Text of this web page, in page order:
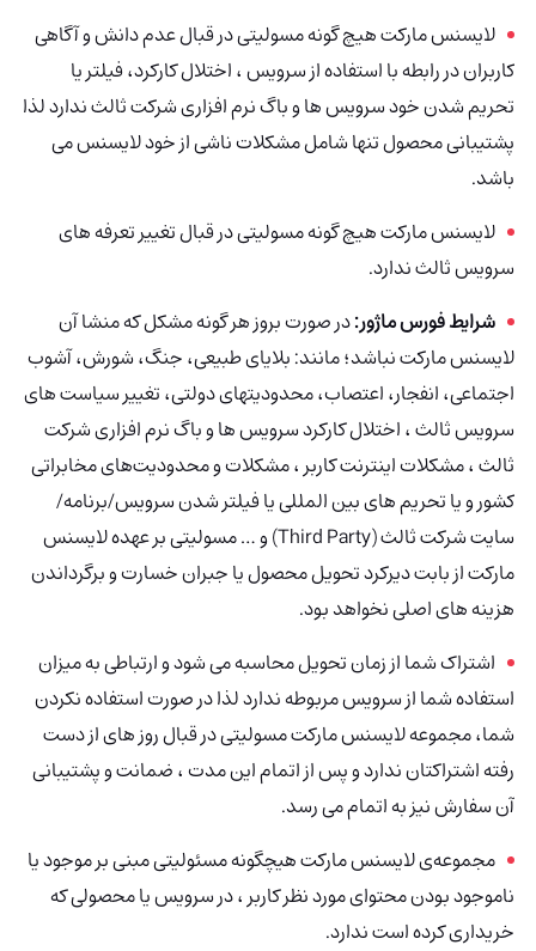
لایسنس مارکت هیچ گونه مسولیتی در قبال عدم دانش و آگاهی
کاربران در رابطه با استفاده از سرویس ، اختلال کارکرد، فیلتر یا
تحریم شدن خود سرویس ها و باگ نرم افزاری شرکت ثالث ندارد لذا
پشتیبانی محصول تنها شامل مشکلات ناشی از خود لایسنسمی
باشد.
لایسنس مارکت هیچ گونه مسولیتی در قبال تغییر تعرفه های
سرویس ثالث ندارد.
شرایط فورس ماژور:در صورت بروز هر گونه مشکل که منشا آن
لایسنس مارکت نباشد؛ مانند: بلایای طبیعی، جنگ، شورش، آشوب
اجتماعی، انفجار، اعتصاب، محدودیتهای دولتی، تغییر سیاست های
سرویس ثالث ، اختلال کارکرد سرویس ها و باگ نرم افزاری شرکت
ثالث ، مشکلات اینترنت کاربر ، مشکلات و محدودیت‌های مخابراتی
کشور و یا تحریم های بین المللی یا فیلتر شدن سرویس/برنامه/
سایت شرکت ثالث (Third Party) و … مسولیتی بر عهده لایسنس
مارکت از بابت دیرکرد تحویل محصول یا جبران خسارت و برگرداندن
هزینه های اصلی نخواهد بود.
اشتراک شما از زمان تحویل محاسبه می شود و ارتباطی به میزان
استفاده شما از سرویس مربوطه ندارد لذا در صورت استفاده نکردن
شما، مجموعه لایسنس مارکت مسولیتی در قبال روز های از دست
رفته اشتراکتان ندارد و پس از اتمام این مدت ، ضمانت و پشتیبانی
آن سفارش نیز به اتمام می رسد.
مجموعه‌ی لایسنس مارکت هیچگونه مسئولیتی مبنی بر موجود یا
ناموجود بودن محتوای مورد نظر کاربر ، در سرویس یا محصولی که
خریداری کرده است ندارد.